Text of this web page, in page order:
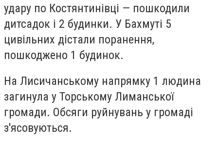
удару по Костянтинівці — пошкодили
дитсадок і 2 будинки. У Бахмуті 5
цивільних дістали поранення,
пошкоджено 1 будинок.
На Лисичанському напрямку 1 людина
загинула у Торському Лиманської
громади. Обсяги руйнувань у громаді
з'ясовуються.